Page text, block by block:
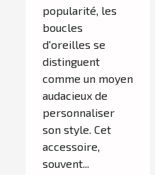
popularité, les
boucles
d'oreilles se
distinguent
comme un moyen
audacieux de
personnaliser
son style. Cet
accessoire,
souvent...